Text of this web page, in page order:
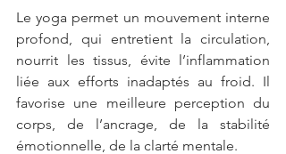
Le yoga permet un mouvement interne
profond, qui entretient la circulation,
nourrit les tissus, évite l’inflammation
liée aux efforts inadaptés au froid. Il
favorise une meilleure perception du
corps, de l’ancrage, de la stabilité
émotionnelle, de la clarté mentale.